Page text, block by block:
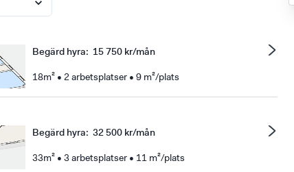
Begärd hyra: 15 750 kr/mån
18m² • 2 arbetsplatser • 9 m²/plats
Begärd hyra: 32 500 kr/mån
33m² • 3 arbetsplatser • 11 m²/plats